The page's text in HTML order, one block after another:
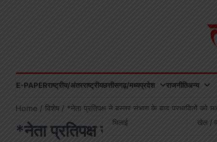
E-PAPERराष्ट्रीय/अंतरराष्ट्रीयछत्तीसगढ़/मध्यप्रदेश
भिलाई
राजनीतिअन्य
खेल /
Home विशेष *नेता प्रतिपक्ष ने बस्तर संभाग के बाढ़ प्रभावितों
*नेता प्रतिपक्ष ने बस्तर संभाग के